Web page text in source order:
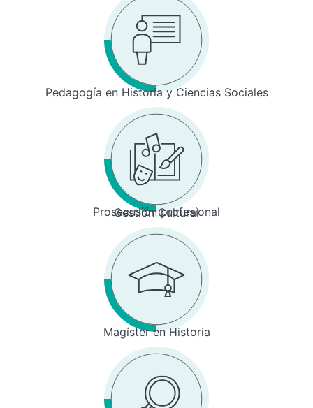
Pedagogía en Historia y Ciencias Sociales
Prosecusión profesional
Gestión Cultural
Magíster en Historia